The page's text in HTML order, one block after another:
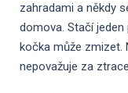
zahradami a někdy
domova. Stačí
kočka může zmizet.
nepovažuje za